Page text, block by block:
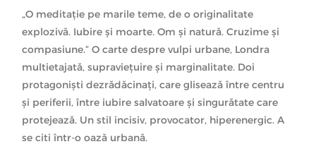
„O meditație pe marile teme, de o originalitate
explozivă. Iubire și moarte. Om și natură. Cruzime și
compasiune.” O carte despre vulpi urbane, Londra
multietajată, supraviețuire și marginalitate. Doi
protagoniști dezrădăcinați, care glisează între centru
și periferii, între iubire salvatoare și singurătate care
protejează. Un stil incisiv, provocator, hiperenergic. A
se citi într-o oază urbană.